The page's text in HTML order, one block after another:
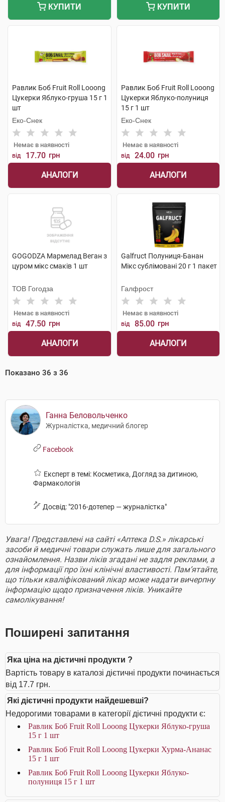
КУПИТИ КУПИТИ
Равлик Боб Fruit Roll Looong
Цукерки Яблуко-груша 15 г 1
шт
Еко-Снек
Немає в наявності
від 17.70 грн
АНАЛОГИ
Равлик Боб Fruit Roll Looong
Цукерки Яблуко-полуниця
15 г 1 шт
Еко-Снек
Немає в наявності
від 24.00 грн
АНАЛОГИ
GOGODZA Мармелад Веган з
цуром мікс смаків 1 шт
ТОВ Гогодза
Немає в наявності
від 47.50 грн
АНАЛОГИ
Galfruct Полуниця-Банан
Мікс сублімовані 20 г 1 пакет
Галфрост
Немає в наявності
від 85.00 грн
АНАЛОГИ
Показано 36 з 36
Ганна Беловольченко
Журналістка, медичний блогер
Facebook
Експерт в темі: Косметика, Догляд за дитиною,
Фармакологія
Досвід: "2016-дотепер — журналістка"
Увага! Представлені на сайті «Аптека D.S.» лікарські
засоби й медичні товари служать лише для загального
ознайомлення. Назви ліків згадані не задля реклами, а
для інформації про їхні клінічні властивості. Пам’ятайте,
що тільки кваліфікований лікар може надати вичерпну
інформацію щодо призначення ліків. Уникайте
самолікування!
Поширені запитання
Яка ціна на дієтичні продукти ?
Вартість товару в каталозі дієтичні продукти починається
від 17.7 грн.
Які дієтичні продукти найдешевші?
Недорогими товарами в категорії дієтичні продукти є:
Равлик Боб Fruit Roll Looong Цукерки Яблуко-груша
15 г 1 шт
Равлик Боб Fruit Roll Looong Цукерки Хурма-Ананас
15 г 1 шт
Равлик Боб Fruit Roll Looong Цукерки Яблуко-
полуниця 15 г 1 шт